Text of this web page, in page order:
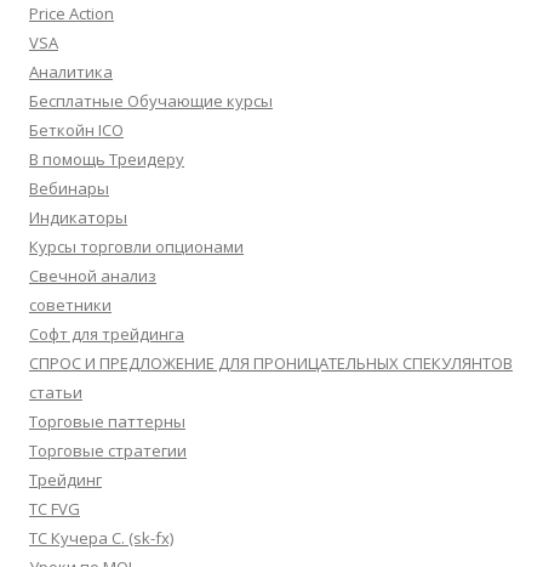
Price Action
VSA
Аналитика
Бесплатные Обучающие курсы
Беткойн ICO
В помощь Треидеру
Вебинары
Индикаторы
Курсы торговли опционами
Свечной анализ
советники
Софт для трейдинга
СПРОС И ПРЕДЛОЖЕНИЕ ДЛЯ ПРОНИЦАТЕЛЬНЫХ СПЕКУЛЯНТОВ
статьи
Торговые паттерны
Торговые стратегии
Трейдинг
ТС FVG
ТС Кучера С. (sk-fx)